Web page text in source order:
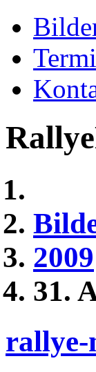
2009
31.
rallye-